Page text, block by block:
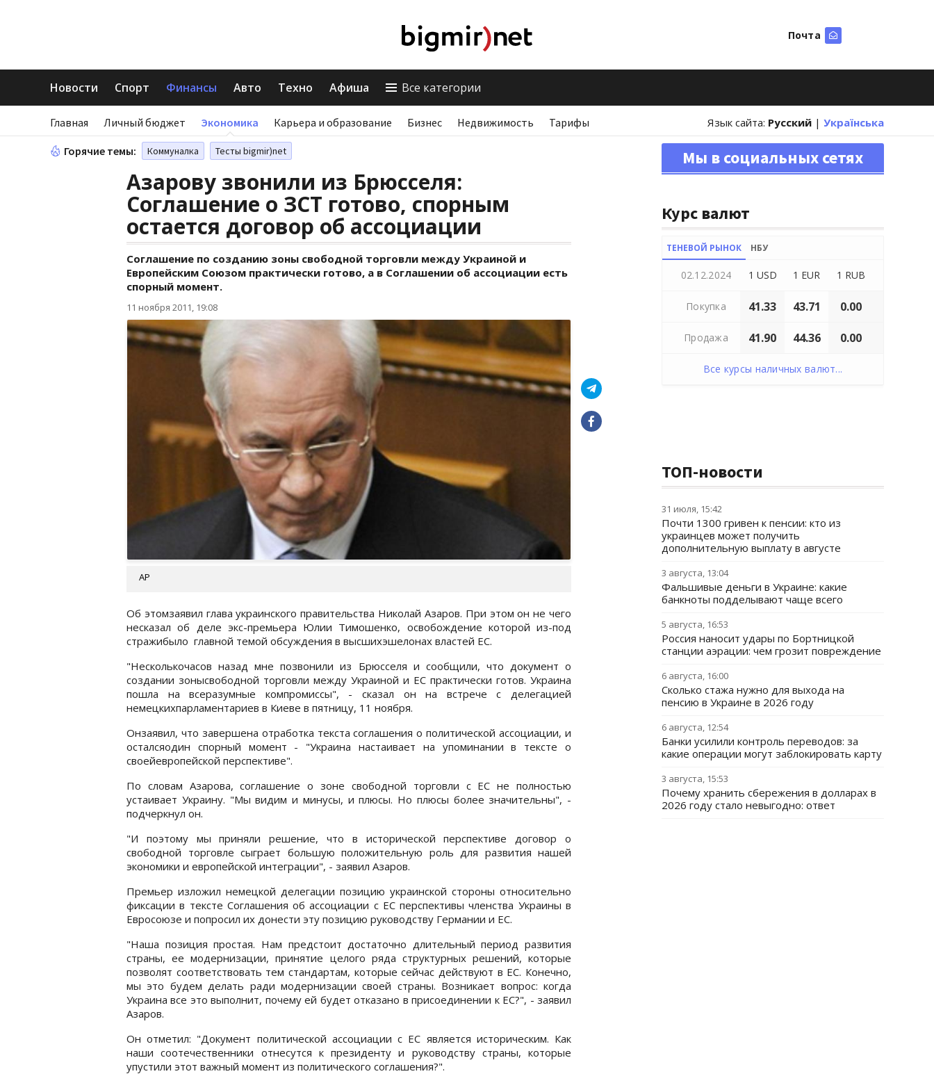
Почта
Новости Спорт Финансы Авто Техно Афиша Все категории
Главная Личный бюджет Экономика Карьера и образование Бизнес Недвижимость Тарифы Язык сайта: Русский | Українська
Горячие темы: Коммуналка Тесты bigmir)net
Азарову звонили из Брюсселя:
Соглашение о ЗСТ готово, спорным
остается договор об ассоциации
Соглашение по созданию зоны свободной торговли между Украиной и
Европейским Союзом практически готово, а в Соглашении об ассоциации есть
спорный момент.
11 ноября 2011, 19:08
АР
Об этомзаявил глава украинского правительства Николай Азаров. При этом он не чего
несказал об деле экс-премьера Юлии Тимошенко, освобождение которой из-под
стражибыло главной темой обсуждения в высшихэшелонах властей ЕС.
"Несколькочасов назад мне позвонили из Брюсселя и сообщили, что документ о
создании зонысвободной торговли между Украиной и ЕС практически готов. Украина
пошла на всеразумные компромиссы", - сказал он на встрече с делегацией
немецкихпарламентариев в Киеве в пятницу, 11 ноября.
Онзаявил, что завершена отработка текста соглашения о политической ассоциации, и
осталсяодин спорный момент - "Украина настаивает на упоминании в тексте о
своейевропейской перспективе".
По словам Азарова, соглашение о зоне свободной торговли с ЕС не полностью
устаивает Украину. "Мы видим и минусы, и плюсы. Но плюсы более значительны", -
подчеркнул он.
"И поэтому мы приняли решение, что в исторической перспективе договор о
свободной торговле сыграет большую положительную роль для развития нашей
экономики и европейской интеграции", - заявил Азаров.
Премьер изложил немецкой делегации позицию украинской стороны относительно
фиксации в тексте Соглашения об ассоциации с ЕС перспективы членства Украины в
Евросоюзе и попросил их донести эту позицию руководству Германии и ЕС.
"Наша позиция простая. Нам предстоит достаточно длительный период развития
страны, ее модернизации, принятие целого ряда структурных решений, которые
позволят соответствовать тем стандартам, которые сейчас действуют в ЕС. Конечно,
мы это будем делать ради модернизации своей страны. Возникает вопрос: когда
Украина все это выполнит, почему ей будет отказано в присоединении к ЕС?", - заявил
Азаров.
Он отметил: "Документ политической ассоциации с ЕС является историческим. Как
наши соотечественники отнесутся к президенту и руководству страны, которые
упустили этот важный момент из политического соглашения?".
Мы в социальных сетях
Курс валют
ТЕНЕВОЙ РЫНОК НБУ
02.12.2024 1 USD 1 EUR 1 RUB
Покупка 41.33 43.71 0.00
Продажа 41.90 44.36 0.00
Все курсы наличных валют...
ТОП-новости
31 июля, 15:42
Почти 1300 гривен к пенсии: кто из
украинцев может получить
дополнительную выплату в августе
3 августа, 13:04
Фальшивые деньги в Украине: какие
банкноты подделывают чаще всего
5 августа, 16:53
Россия наносит удары по Бортницкой
станции аэрации: чем грозит повреждение
6 августа, 16:00
Сколько стажа нужно для выхода на
пенсию в Украине в 2026 году
6 августа, 12:54
Банки усилили контроль переводов: за
какие операции могут заблокировать карту
3 августа, 15:53
Почему хранить сбережения в долларах в
2026 году стало невыгодно: ответ